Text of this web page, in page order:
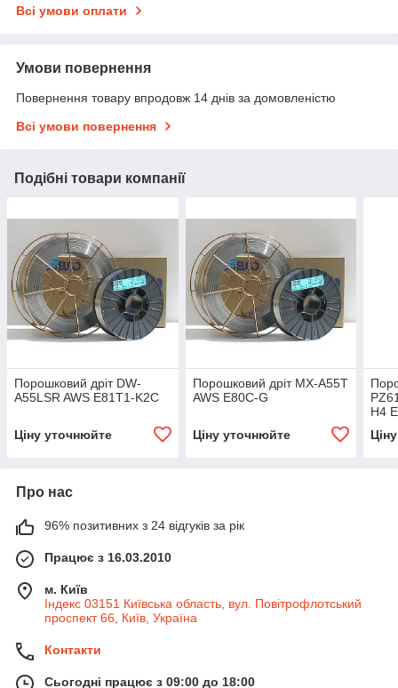
Всі умови оплати
Умови повернення
Повернення товару впродовж 14 днів за домовленістю
Всі умови повернення
Подібні товари компанії
Порошковий дріт DW-
A55LSR AWS E81T1-K2C
Ціну уточнюйте
Порошковий дріт MX-A55T
AWS E80C-G
Ціну уточнюйте
H4
Про нас
96% позитивних з 24 відгуків за рік
Працює з 16.03.2010
м. Київ
Індекс 03151 Київська область, вул. Повітрофлотський
проспект 66, Київ, Україна
Контакти
Сьогодні працює з 09:00 до 18:00